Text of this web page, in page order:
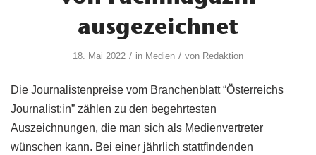
ausgezeichnet
18. Mai 2022 / in Medien / von Redaktion
Die Journalistenpreise vom Branchenblatt “Österreichs
Journalist:in” zählen zu den begehrtesten
Auszeichnungen, die man sich als Medienvertreter
wünschen kann. Bei einer jährlich stattfindenden